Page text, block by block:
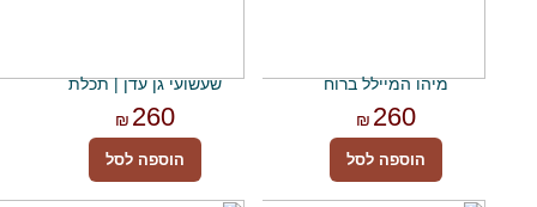
מיהו המיילל ברוח
₪ 260
הוספה לסל
שעשועי גן עדן | תכלת
₪ 260
הוספה לסל